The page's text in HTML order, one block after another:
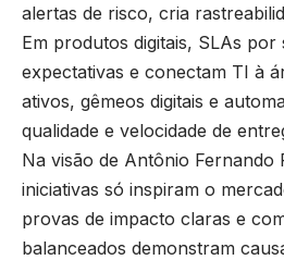
alertas de risco, cria
Em produtos digitais, SLAs por
expectativas e conectam TI à
ativos, gêmeos digitais e
qualidade e velocidade de
Na visão de Antônio Fernando
iniciativas só inspiram o
provas de impacto claras e
balanceados demonstram